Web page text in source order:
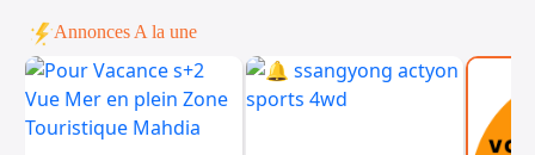
Annonces A la une